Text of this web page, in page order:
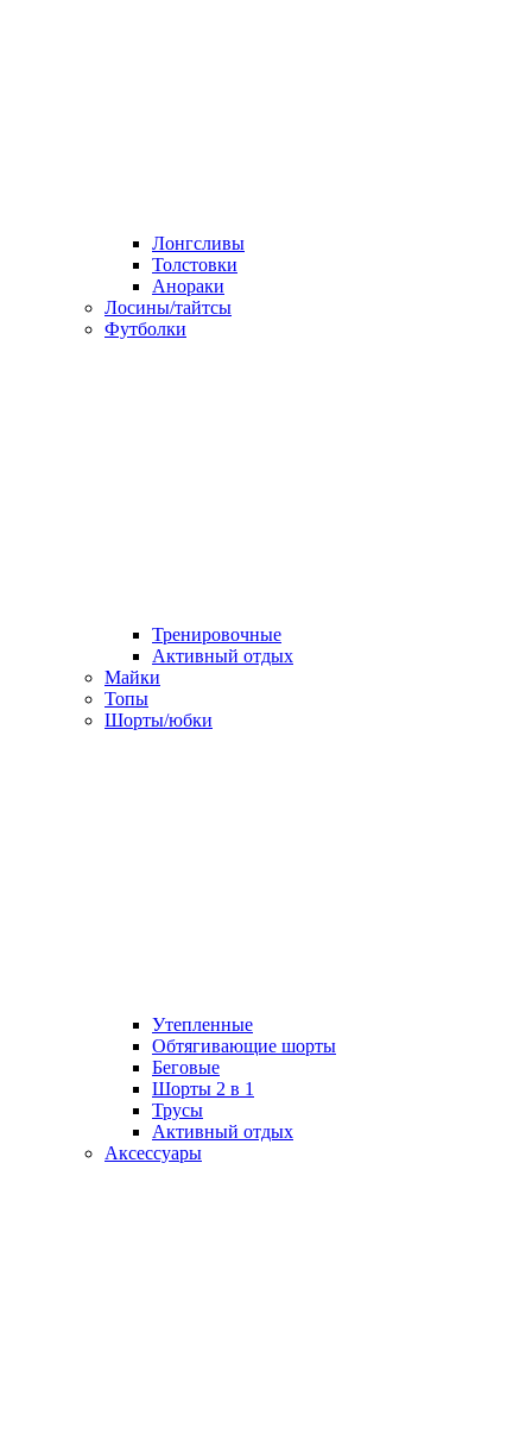
Лонгсливы
Толстовки
Анораки
Лосины/тайтсы
Футболки
Тренировочные
Активный отдых
Майки
Топы
Шорты/юбки
Утепленные
Обтягивающие шорты
Беговые
Шорты 2 в 1
Трусы
Активный отдых
Аксессуары